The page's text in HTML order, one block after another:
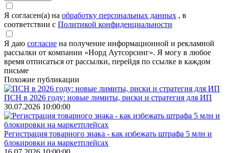
Я согласен(а) на обработку персональных данных , в
соответствии с Политикой конфиденциальности
Я даю согласие на получение информационной и рекламной
рассылки от компании «Норд Аутсорсинг». Я могу в любое
время отписаться от рассылки, перейдя по ссылке в каждом
письме
Похожие публикации
ПСН в 2026 году: новые лимиты, риски и стратегия для ИП
30.07.2026 10:00:00
Регистрация товарного знака - как избежать штрафа 5 млн и
блокировки на маркетплейсах